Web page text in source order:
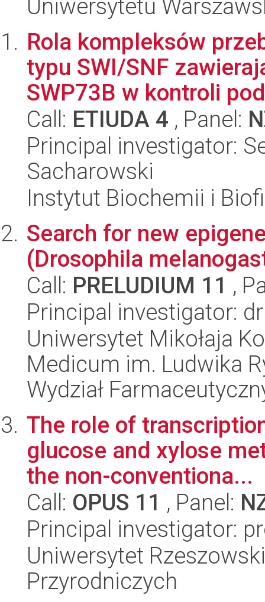
Uniwersytetu
Rola kompleksów
typu SWI/SNF
SWP73B w kontroli
Call: ETIUDA 4 , Panel:
Principal investigator:
Sacharowski
Instytut Biochemii i
Search for new
(Drosophila
Call: PRELUDIUM 11 ,
Principal investigator:
Uniwersytet Mikołaja
Medicum im. Ludwika
Wydział
The role of
glucose and xylose
the non-conventiona...
Call: OPUS 11 , Panel:
Principal investigator:
Uniwersytet
Przyrodniczych